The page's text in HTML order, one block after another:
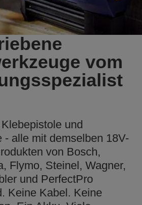
vom
und
- alle mit demselben 18V-
von Bosch,
Flymo, Steinel, Wagner,
und PerfectPro
Keine Kabel. Keine